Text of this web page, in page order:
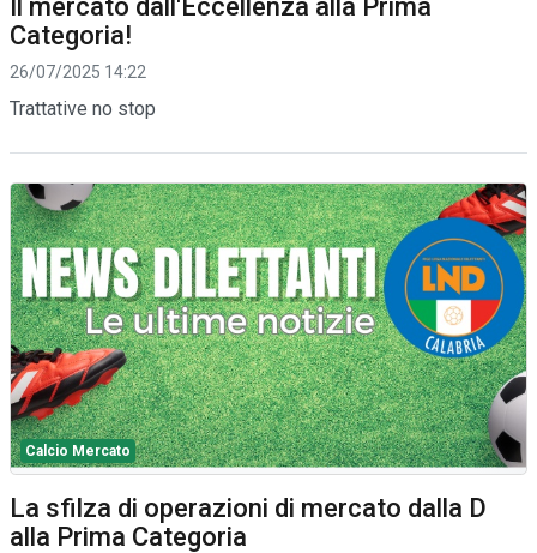
Il mercato dall'Eccellenza alla Prima
Categoria!
26/07/2025 14:22
Trattative no stop
Calcio Mercato
La sfilza di operazioni di mercato dalla D
alla Prima Categoria